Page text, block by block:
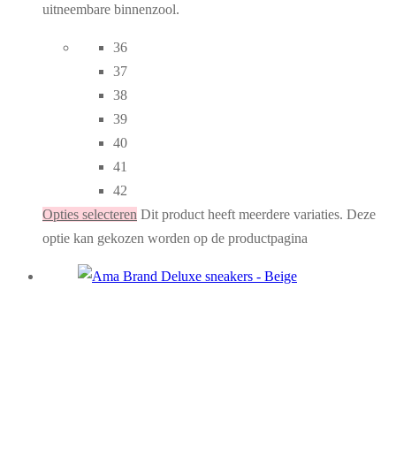
uitneembare binnenzool.
36
37
38
39
40
41
42
Opties selecteren Dit product heeft meerdere variaties. Deze
optie kan gekozen worden op de productpagina